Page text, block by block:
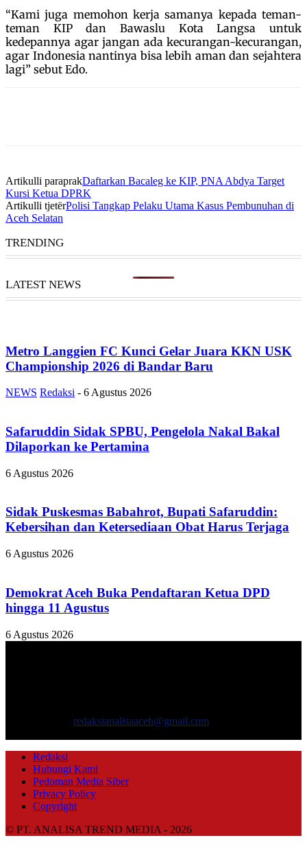
“Kami juga memohon kerja samanya kepada teman-
teman KIP dan Bawaslu Kota Langsa untuk
kedepannya agar jangan ada kecurangan-kecurangan,
agar Indonesia nantinya bisa lebih aman dan sejahtera
lagi” sebut Edo.
Artikulli paraprakDaftarkan Bacaleg ke KIP, PNA Abdya Target
Kursi Ketua DPRK
Artikulli tjetërPolisi Tangkap Pelaku Utama Kasus Pembunuhan di
Aceh Selatan
TRENDING
LATEST NEWS
Metro Langgien FC Kunci Gelar Juara KKN USK
Championship 2026 di Bandar Baru
NEWS Redaksi - 6 Agustus 2026
Safaruddin Sidak SPBU, Pengelola Nakal Bakal
Dilaporkan ke Pertamina
6 Agustus 2026
Sidak Puskesmas Babahrot, Bupati Safaruddin:
Kebersihan dan Ketersediaan Obat Harus Terjaga
6 Agustus 2026
Demokrat Aceh Buka Pendaftaran Ketua DPD
hingga 11 Agustus
6 Agustus 2026
redaksianalisaaceh@gmail.com
Redaksi
Hubungi Kami
Pedoman Media Siber
Privacy Policy
Copyright
© PT. ANALISA TREND MEDIA - 2026